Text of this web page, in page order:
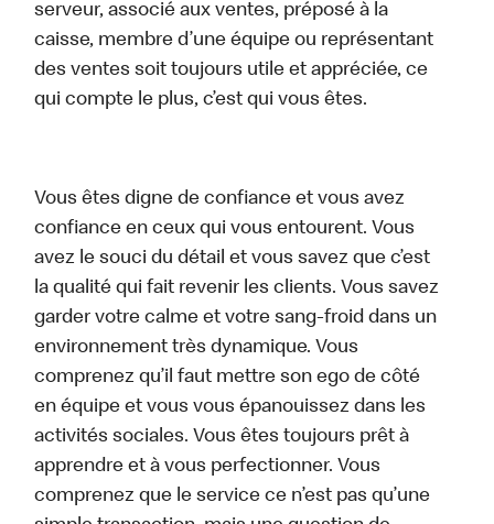
serveur, associé aux ventes, préposé à la
caisse, membre d’une équipe ou représentant
des ventes soit toujours utile et appréciée, ce
qui compte le plus, c’est qui vous êtes.
Vous êtes digne de confiance et vous avez
confiance en ceux qui vous entourent. Vous
avez le souci du détail et vous savez que c’est
la qualité qui fait revenir les clients. Vous savez
garder votre calme et votre sang-froid dans un
environnement très dynamique. Vous
comprenez qu’il faut mettre son ego de côté
en équipe et vous vous épanouissez dans les
activités sociales. Vous êtes toujours prêt à
apprendre et à vous perfectionner. Vous
comprenez que le service ce n’est pas qu’une